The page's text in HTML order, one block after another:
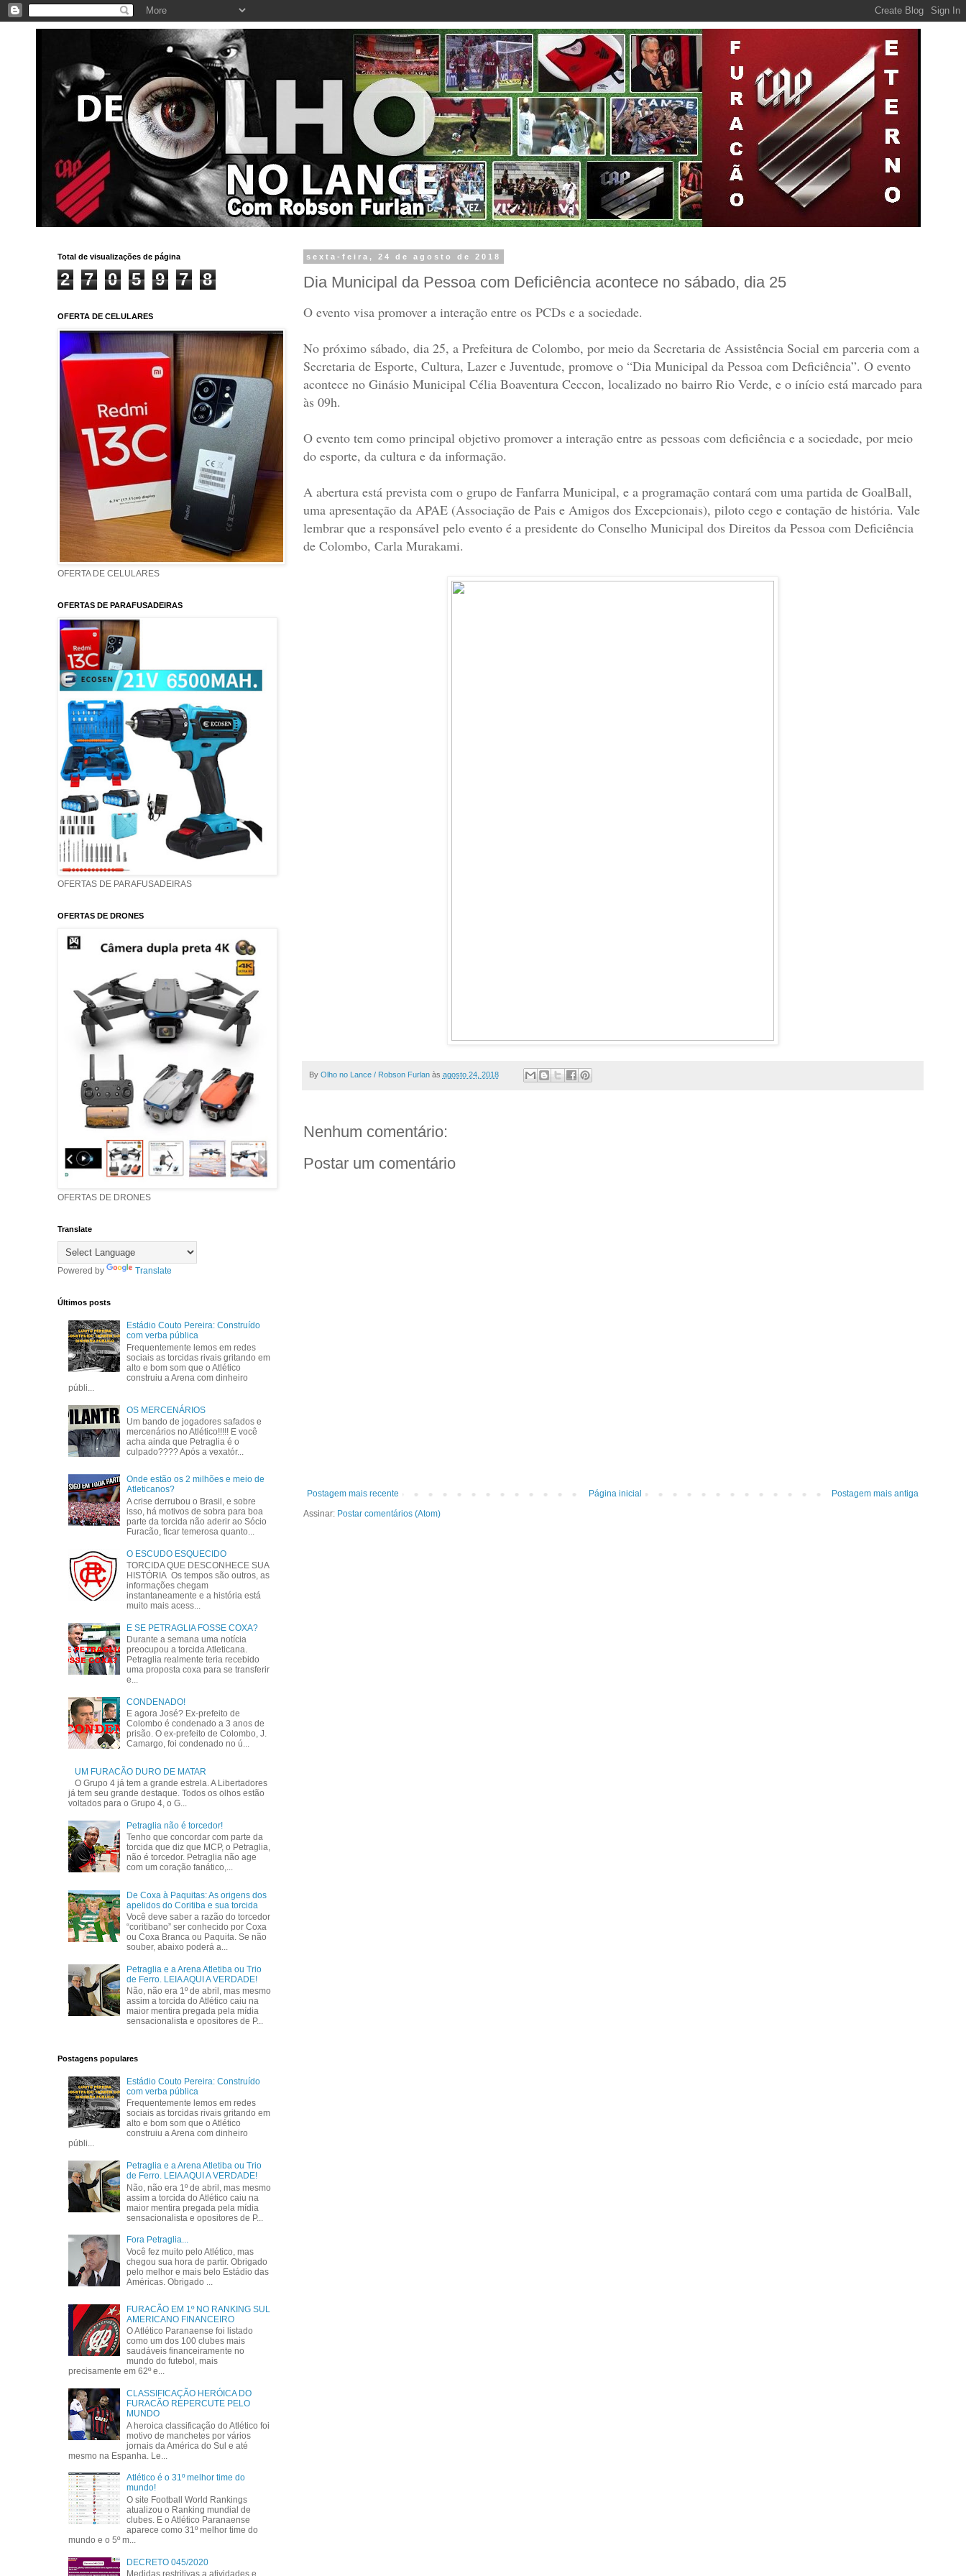
sexta-feira, 24 de agosto de 2018
Dia Municipal da Pessoa com Deficiência acontece no sábado, dia 25
O evento visa promover a interação entre os PCDs e a sociedade.
No próximo sábado, dia 25, a Prefeitura de Colombo, por meio da Secretaria de Assistência Social em parceria com a
Secretaria de Esporte, Cultura, Lazer e Juventude, promove o “Dia Municipal da Pessoa com Deficiência”. O evento
acontece no Ginásio Municipal Célia Boaventura Ceccon, localizado no bairro Rio Verde, e o início está marcado para
às 09h.
O evento tem como principal objetivo promover a interação entre as pessoas com deficiência e a sociedade, por meio
do esporte, da cultura e da informação.
A abertura está prevista com o grupo de Fanfarra Municipal, e a programação contará com uma partida de GoalBall,
uma apresentação da APAE (Associação de Pais e Amigos dos Excepcionais), piloto cego e contação de história. Vale
lembrar que a responsável pelo evento é a presidente do Conselho Municipal dos Direitos da Pessoa com Deficiência
de Colombo, Carla Murakami.
By Olho no Lance / Robson Furlan às agosto 24, 2018
Nenhum comentário:
Postar um comentário
Postagem mais recente Postagem mais antiga
Página inicial
Assinar: Postar comentários (Atom)
Total de visualizações de página
2 7 0 5 9 7 8
OFERTA DE CELULARES
OFERTA DE CELULARES
OFERTAS DE PARAFUSADEIRAS
OFERTAS DE PARAFUSADEIRAS
OFERTAS DE DRONES
OFERTAS DE DRONES
Translate
Powered by Translate
Últimos posts
Estádio Couto Pereira: Construído
com verba pública
Frequentemente lemos em redes
sociais as torcidas rivais gritando em
alto e bom som que o Atlético
construiu a Arena com dinheiro
públi...
OS MERCENÁRIOS
Um bando de jogadores safados e
mercenários no Atlético!!!!! E você
acha ainda que Petraglia é o
culpado???? Após a vexatór...
Onde estão os 2 milhões e meio de
Atleticanos?
A crise derrubou o Brasil, e sobre
isso, há motivos de sobra para boa
parte da torcida não aderir ao Sócio
Furacão, ficar temerosa quanto...
O ESCUDO ESQUECIDO
TORCIDA QUE DESCONHECE SUA
HISTÓRIA Os tempos são outros, as
informações chegam
instantaneamente e a história está
muito mais acess...
E SE PETRAGLIA FOSSE COXA?
Durante a semana uma notícia
preocupou a torcida Atleticana.
Petraglia realmente teria recebido
uma proposta coxa para se transferir
e...
CONDENADO!
E agora José? Ex-prefeito de
Colombo é condenado a 3 anos de
prisão. O ex-prefeito de Colombo, J.
Camargo, foi condenado no ú...
UM FURACÃO DURO DE MATAR
O Grupo 4 já tem a grande estrela. A Libertadores
já tem seu grande destaque. Todos os olhos estão
voltados para o Grupo 4, o G...
Petraglia não é torcedor!
Tenho que concordar com parte da
torcida que diz que MCP, o Petraglia,
não é torcedor. Petraglia não age
com um coração fanático,...
De Coxa à Paquitas: As origens dos
apelidos do Coritiba e sua torcida
Você deve saber a razão do torcedor
“coritibano” ser conhecido por Coxa
ou Coxa Branca ou Paquita. Se não
souber, abaixo poderá a...
Petraglia e a Arena Atletiba ou Trio
de Ferro. LEIA AQUI A VERDADE!
Não, não era 1º de abril, mas mesmo
assim a torcida do Atlético caiu na
maior mentira pregada pela mídia
sensacionalista e opositores de P...
Postagens populares
Estádio Couto Pereira: Construído
com verba pública
Frequentemente lemos em redes
sociais as torcidas rivais gritando em
alto e bom som que o Atlético
construiu a Arena com dinheiro
públi...
Petraglia e a Arena Atletiba ou Trio
de Ferro. LEIA AQUI A VERDADE!
Não, não era 1º de abril, mas mesmo
assim a torcida do Atlético caiu na
maior mentira pregada pela mídia
sensacionalista e opositores de P...
Fora Petraglia...
Você fez muito pelo Atlético, mas
chegou sua hora de partir. Obrigado
pelo melhor e mais belo Estádio das
Américas. Obrigado ...
FURACÃO EM 1º NO RANKING SUL
AMERICANO FINANCEIRO
O Atlético Paranaense foi listado
como um dos 100 clubes mais
saudáveis financeiramente no
mundo do futebol, mais
precisamente em 62º e...
CLASSIFICAÇÃO HERÓICA DO
FURACÃO REPERCUTE PELO
MUNDO
A heroica classificação do Atlético foi
motivo de manchetes por vários
jornais da América do Sul e até
mesmo na Espanha. Le...
Atlético é o 31º melhor time do
mundo!
O site Football World Rankings
atualizou o Ranking mundial de
clubes. E o Atlético Paranaense
aparece como 31º melhor time do
mundo e o 5º m...
DECRETO 045/2020
Medidas restritivas a atividades e